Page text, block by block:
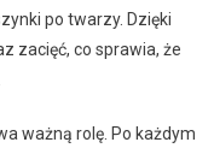
po twarzy. Dzięki
zacięć, co sprawia, że
ważną rolę. Po każdym